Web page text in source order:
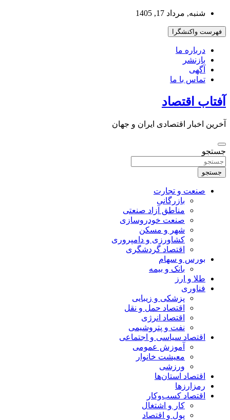
بروید
شنبه, مرداد 17, 1405
فهرست واکنشگرا
درباره ما
بازنشر
آگهی
تماس با ما
آفتاب اقتصاد
آخرین اخبار اقتصادی ایران و جهان
جستجو
جستجو
صنعت و تجارت
بازرگانی
مناطق آزاد صنعتی
صنعت خودروسازی
شهر و مسکن
کشاورزی و دامپروری
اقتصاد گردشگری
بورس و سهام
بانک و بیمه
طلا و ارز
فناوری
پزشکی و زیبایی
اقتصاد حمل و نقل
اقتصاد انرژی
نفت و پتروشیمی
اقتصاد سیاسی و اجتماعی
آموزش عمومی
معیشت خانوار
ورزشی
اقتصاد استان‌ها
رمزارزها
اقتصاد کسب‌و‌کار
کار و اشتغال
پول و اقتصاد